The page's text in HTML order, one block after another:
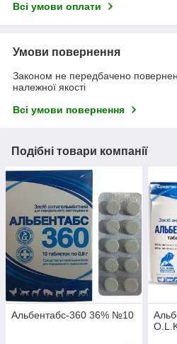
Всі умови оплати
Умови повернення
Законом не передбачено
належної якості
Всі умови повернення
Подібні товари компанії
Альбентабс-360 36% №10